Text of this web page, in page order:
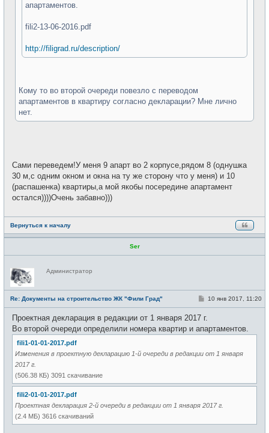
апартаментов.
fili2-13-06-2016.pdf
http://filigrad.ru/description/
Кому то во второй очереди повезло с переводом
апартаментов в квартиру согласно декларации? Мне лично
нет.
Сами переведем!У меня 9 апарт во 2 корпусе,рядом 8 (однушка
30 м,с одним окном и окна на ту же сторону что у меня) и 10
(распашенка) квартиры,а мой якобы посередине апартамент
остался))))Очень забавно)))
Вернуться к началу
Ser
е
в
с
е
т
и
Администратор
Re: Документы на строительство ЖК "Фили Град"
С
б
щ
е
е
10 янв 2017, 11:20
Проектная декларация в редакции от 1 января 2017 г.
Во второй очереди определили номера квартир и апартаментов.
fili1-01-01-2017.pdf
Изменения в проектную декларацию 1-й очереди в редакции от 1 января
2017 г.
(506.38 КБ) 3091 скачивание
fili2-01-01-2017.pdf
Проектная декларация 2-й очереди в редакции от 1 января 2017 г.
(2.4 МБ) 3616 скачиваний